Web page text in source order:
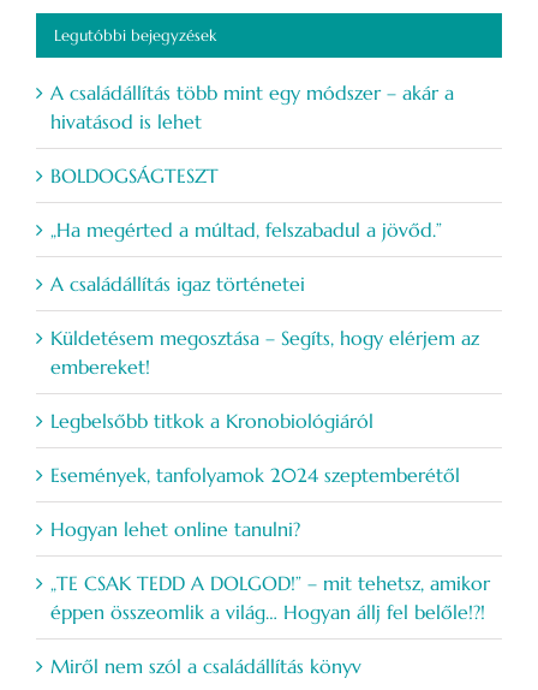
Legutóbbi bejegyzések
A családállítás több mint egy módszer – akár a
hivatásod is lehet
BOLDOGSÁGTESZT
„Ha megérted a múltad, felszabadul a jövőd.”
A családállítás igaz történetei
Küldetésem megosztása – Segíts, hogy elérjem az
embereket!
Legbelsőbb titkok a Kronobiológiáról
Események, tanfolyamok 2024 szeptemberétől
Hogyan lehet online tanulni?
„TE CSAK TEDD A DOLGOD!” – mit tehetsz, amikor
éppen összeomlik a világ… Hogyan állj fel belőle!?!
Miről nem szól a családállítás könyv